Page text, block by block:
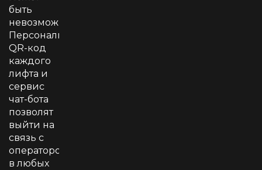
быть
невозможно.
Персональный
QR-код
каждого
лифта и
сервис
чат-бота
позволят
выйти на
связь с
оператором
в любых